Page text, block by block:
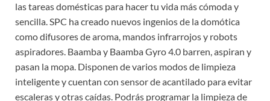
las tareas domésticas para hacer tu vida más cómoda y
sencilla. SPC ha creado nuevos ingenios de la domótica
como difusores de aroma, mandos infrarrojos y robots
aspiradores. Baamba y Baamba Gyro 4.0 barren, aspiran y
pasan la mopa. Disponen de varios modos de limpieza
inteligente y cuentan con sensor de acantilado para evitar
escaleras y otras caídas. Podrás programar la limpieza de